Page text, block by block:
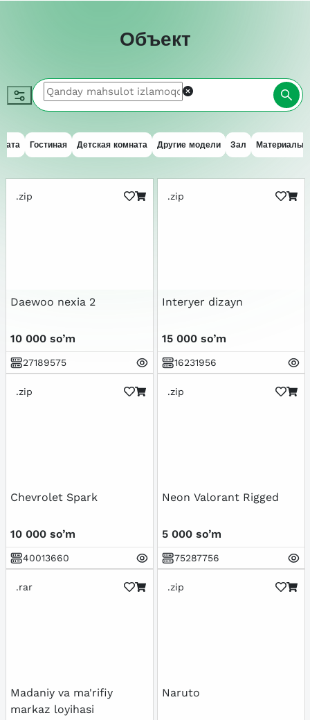
Объект
Гостиная Детская комната Другие модели Зал Материалы
.zip
Daewoo nexia 2
10 000 so’m
27189575
.zip
Interyer dizayn
15 000 so’m
16231956
.zip
Chevrolet Spark
10 000 so’m
40013660
.zip
Neon Valorant Rigged
5 000 so’m
75287756
.rar
Madaniy va ma'rifiy
markaz loyihasi
.zip
Naruto